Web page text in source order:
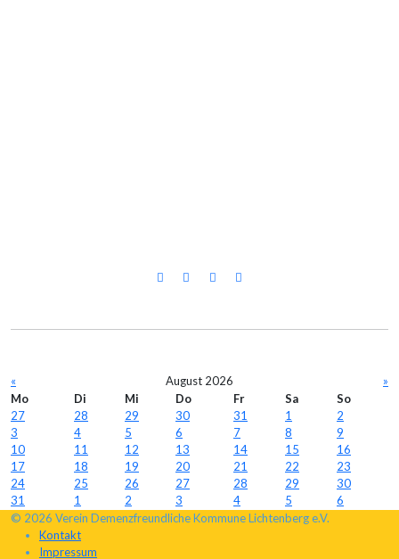
« August 2026
»
Mo
Di Mi Do Fr Sa
So
27
28 29 30 31 1
2
3
4 5 6 7 8
9
10
11 12 13 14 15
16
17
18 19 20 21 22
23
24
25 26 27 28 29
30
31
1 2 3 4 5
6
© 2026 Verein Demenzfreundliche Kommune Lichtenberg e.V.
Kontakt
Impressum